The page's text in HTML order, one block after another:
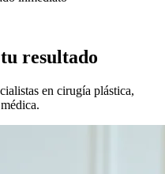
resultado
en cirugía plástica,